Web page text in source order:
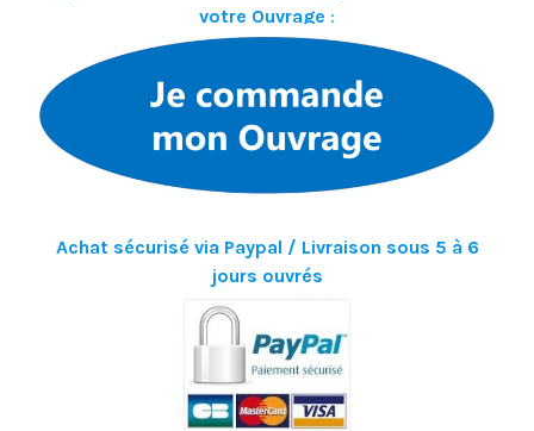
votre Ouvrage :
Achat sécurisé via Paypal / Livraison sous 5 à 6
jours ouvrés